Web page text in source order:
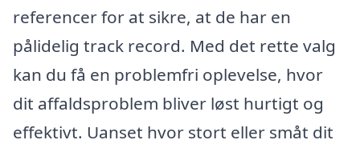
referencer for at sikre, at de har en
pålidelig track record. Med det rette valg
kan du få en problemfri oplevelse, hvor
dit affaldsproblem bliver løst hurtigt og
effektivt. Uanset hvor stort eller småt dit